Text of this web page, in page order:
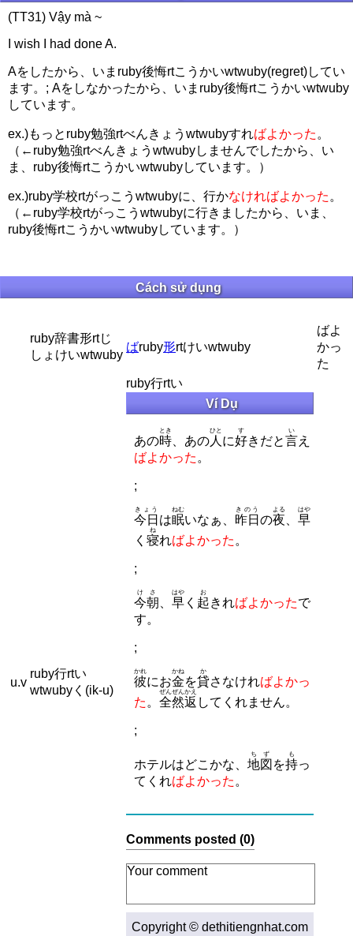
(TT31) Vậy mà ~
I wish I had done A.
Aをしたから、いまruby後悔rtこうかいwtwuby(regret)してい
ます。; Aをしなかったから、いまruby後悔rtこうかいwtwuby
しています。
ex.)もっとruby勉強rtべんきょうwtwubyすればよかった 。
（←ruby勉強rtべんきょうwtwubyしませんでしたから、い
ま、ruby後悔rtこうかいwtwubyしています。）
ex.)ruby学校rtがっこうwtwubyに、行かなければよかった 。
（←ruby学校rtがっこうwtwubyに行きましたから、いま、
ruby後悔rtこうかいwtwubyしています。）
Cách sử dụng
ruby辞書形rtじ
しょけいwtwuby
ばruby形rtけいwtwuby
ばよ
かっ
た
u.v
ruby行rtい
wtwubyく(ik-u)
ruby行rtい
Ví Dụ
あの時
とき
、あの人
ひと
に好
す
きだと言
い
え
ばよかった 。
;
今日
きょう
は眠
ねむ
いなぁ、 昨日
きのう
の夜
よる
早
はや
く 寝
ね
ればよかった 。
;
今朝
けさ
早
はや
く 起
お
きればよかったで
す。
;
彼
かれ
にお金
かね
を貸
か
さなければよかっ
た 。 全然
ぜんぜん
返
かえ
してくれません。
;
ホテルはどこかな、 地図
ちず
を持
も
っ
てくればよかった 。
Comments posted (0)
Copyright © dethitiengnhat.com